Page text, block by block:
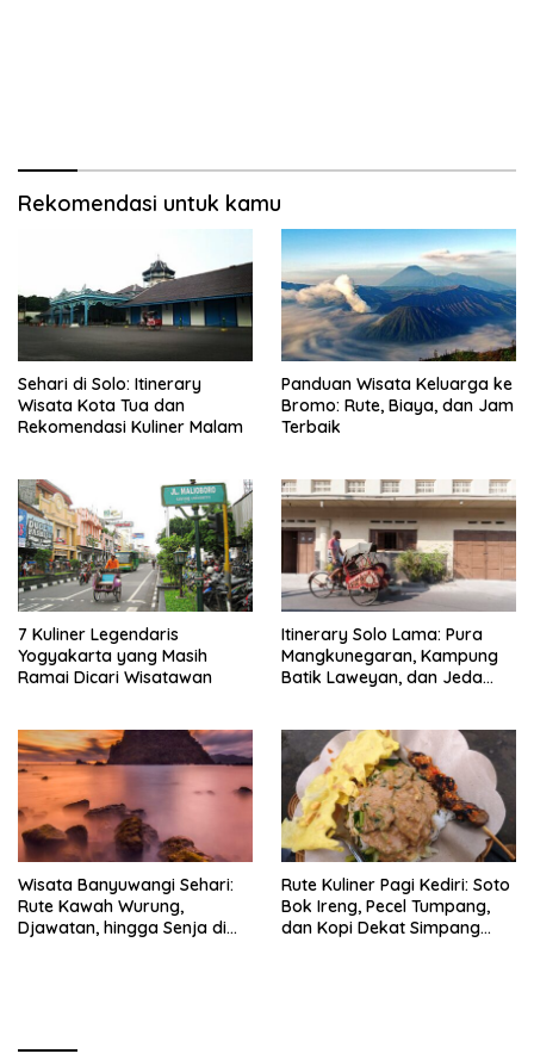
Rekomendasi untuk kamu
Sehari di Solo: Itinerary
Wisata Kota Tua dan
Rekomendasi Kuliner Malam
Panduan Wisata Keluarga ke
Bromo: Rute, Biaya, dan Jam
Terbaik
7 Kuliner Legendaris
Yogyakarta yang Masih
Ramai Dicari Wisatawan
Itinerary Solo Lama: Pura
Mangkunegaran, Kampung
Batik Laweyan, dan Jeda
Wisata Banyuwangi Sehari:
Rute Kawah Wurung,
Djawatan, hingga Senja di
Rute Kuliner Pagi Kediri: Soto
Bok Ireng, Pecel Tumpang,
dan Kopi Dekat Simpang